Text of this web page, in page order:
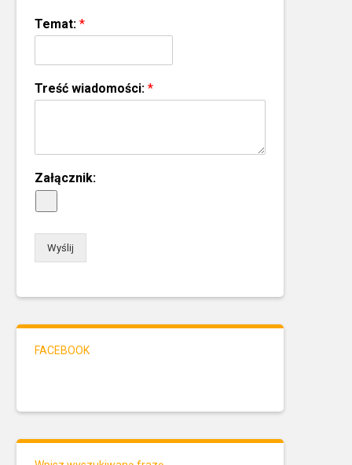
Temat: *
Treść wiadomości: *
Załącznik:
Wyślij
FACEBOOK